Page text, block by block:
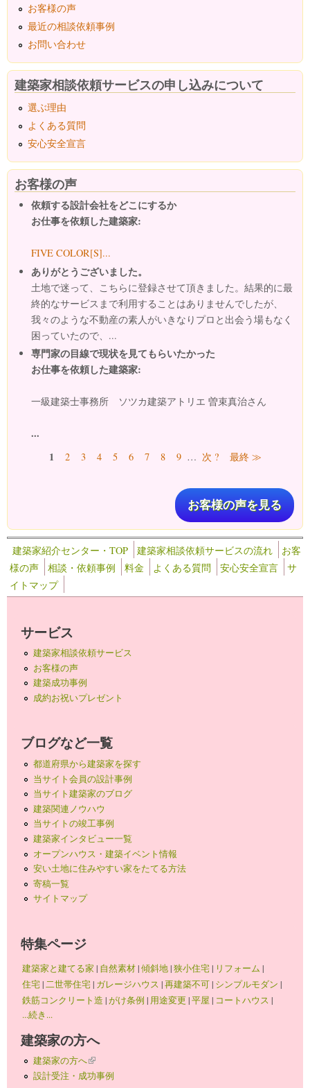
お客様の声
最近の相談依頼事例
お問い合わせ
建築家相談依頼サービスの申し込みについて
選ぶ理由
よくある質問
安心安全宣言
お客様の声
依頼する設計会社をどこにするか
お仕事を依頼した建築家:
FIVE COLOR[S]...
ありがとうございました。
土地で迷って、こちらに登録させて頂きました。結果的に最
終的なサービスまで利用することはありませんでしたが、
我々のような不動産の素人がいきなりプロと出会う場もなく
困っていたので、...
専門家の目線で現状を見てもらいたかった
お仕事を依頼した建築家:
一級建築士事務所 ソツカ建築アトリエ 曽束真治さん
...
ページ1 2 3 4 5 6 7 8 9 … 次 ? 最終 ≫
お客様の声を見る
建築家紹介センター・TOP 建築家相談依頼サービスの流れ
お客
様の声
相談・依頼事例 料金 よくある質問 安心安全宣言
サ
イトマップ
サービス
建築家相談依頼サービス
お客様の声
建築成功事例
成約お祝いプレゼント
ブログなど一覧
都道府県から建築家を探す
当サイト会員の設計事例
当サイト建築家のブログ
建築関連ノウハウ
当サイトの竣工事例
建築家インタビュー一覧
オープンハウス・建築イベント情報
安い土地に住みやすい家をたてる方法
寄稿一覧
サイトマップ
特集ページ
建築家と建てる家 | 自然素材|傾斜地|狭小住宅| リフォーム |
住宅|二世帯住宅| ガレージハウス |再建築不可| シンプルモダン |
鉄筋コンクリート造 |がけ条例 | 用途変更 |平屋 | コートハウス |
...続き...
建築家の方へ
建築家の方へ(link is external)
設計受注・成功事例